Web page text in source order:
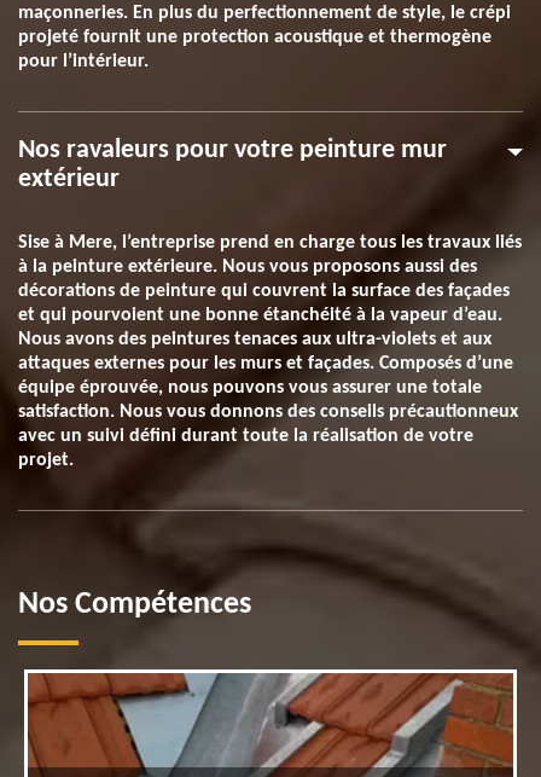
maçonneries. En plus du perfectionnement de style, le crépi
projeté fournit une protection acoustique et thermogène
pour l’intérieur.
Nos ravaleurs pour votre peinture mur
extérieur
Sise à Mere, l’entreprise prend en charge tous les travaux liés
à la peinture extérieure. Nous vous proposons aussi des
décorations de peinture qui couvrent la surface des façades
et qui pourvoient une bonne étanchéité à la vapeur d’eau.
Nous avons des peintures tenaces aux ultra-violets et aux
attaques externes pour les murs et façades. Composés d’une
équipe éprouvée, nous pouvons vous assurer une totale
satisfaction. Nous vous donnons des conseils précautionneux
avec un suivi défini durant toute la réalisation de votre
projet.
Nos Compétences